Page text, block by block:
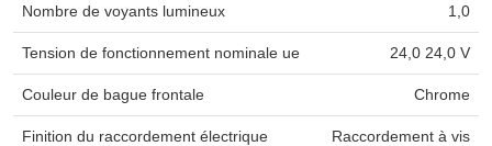
Nombre de voyants lumineux 1,0
Tension de fonctionnement nominale ue 24,0 24,0 V
Couleur de bague frontale Chrome
Finition du raccordement électrique Raccordement à vis